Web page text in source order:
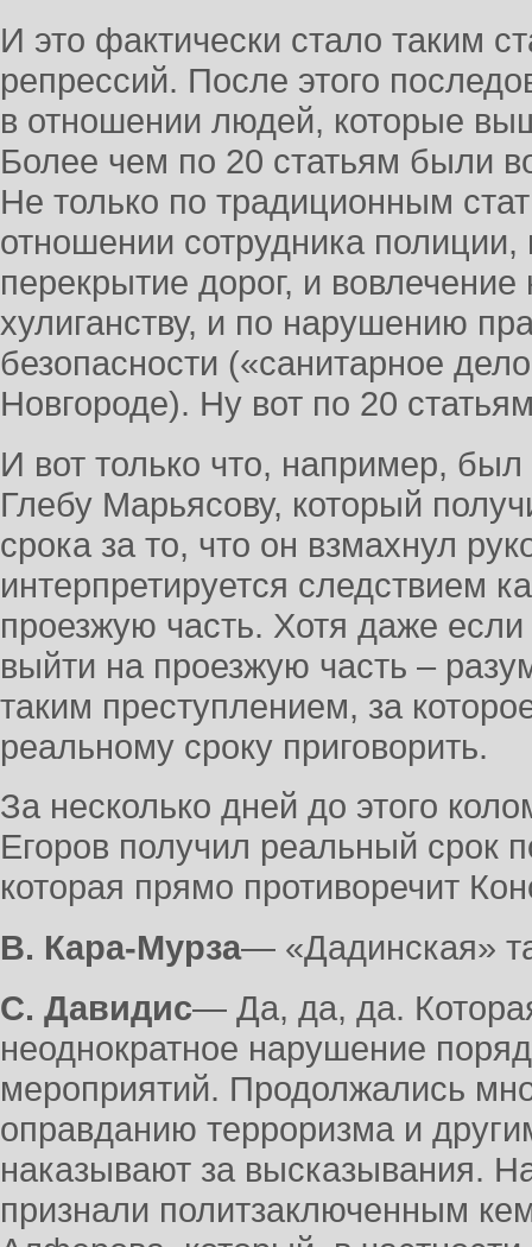
И это фактически стало таким
репрессий. После этого
в отношении людей, которые
Более чем по 20 статьям были
Не только по традиционным
отношении сотрудника полиции,
перекрытие дорог, и
хулиганству, и по нарушению
безопасности («санитарное
Новгороде). Ну вот по 20
И вот только что, например,
Глебу Марьясову, который
срока за то, что он взмахнул
интерпретируется следствием
проезжую часть. Хотя даже
выйти на проезжую часть –
таким преступлением, за
реальному сроку приговорить.
За несколько дней до этого
Егоров получил реальный срок
которая прямо противоречит
В. Кара-Мурза― «Дадинская»
С. Давидис― Да, да, да.
неоднократное нарушение
мероприятий. Продолжались
оправданию терроризма и
наказывают за высказывания.
признали политзаключенным